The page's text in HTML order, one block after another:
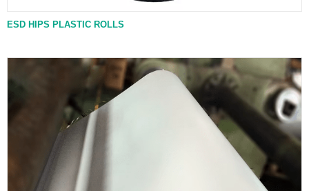
ESD HIPS PLASTIC ROLLS